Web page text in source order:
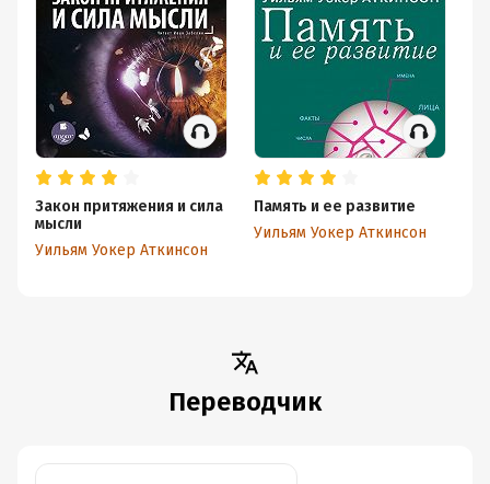
Закон притяжения и сила
мысли
Уильям Уокер Аткинсон
Память и ее развитие
Уильям Уокер Аткинсон
Переводчик